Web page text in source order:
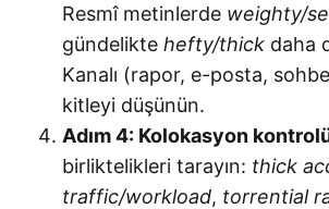
Resmî metinlerde weighty/
gündelikte hefty/thick daha
Kanalı (rapor, e-posta,
kitleyi düşünün.
Adım 4: Kolokasyon
birliktelikleri tarayın: thick
traffic/workload, torrential